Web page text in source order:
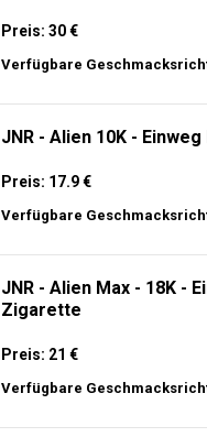
Preis: 30 €
Verfügbare
JNR - Alien 10K -
Preis: 17.9 €
Verfügbare
JNR - Alien Max - 18K -
Zigarette
Preis: 21 €
Verfügbare